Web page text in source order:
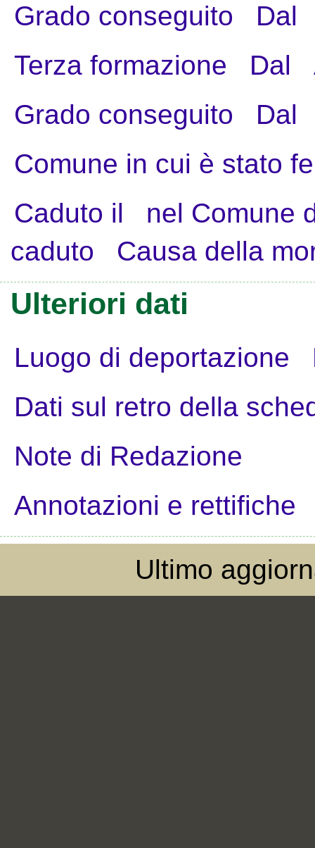
Grado conseguito
Dal
Terza formazione
Dal
Grado conseguito
Dal
Comune in cui è stato
Caduto il
nel Comune
caduto
Causa della
Ulteriori dati
Luogo di deportazione
Dati sul retro della
Note di Redazione
Annotazioni e rettifiche
Ultimo